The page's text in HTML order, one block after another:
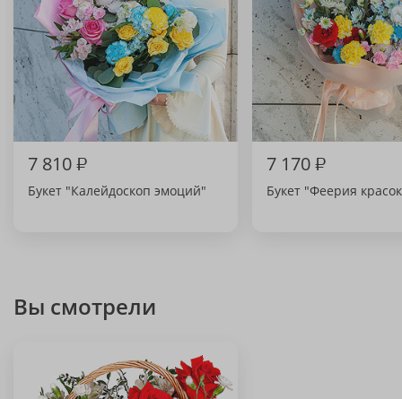
7 810₽
Букет "Калейдоскоп эмоций"
7 170₽
Букет "Феерия
Вы смотрели